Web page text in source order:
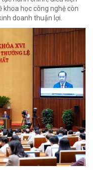
khoa học công nghệ còn
doanh thuận lợi.